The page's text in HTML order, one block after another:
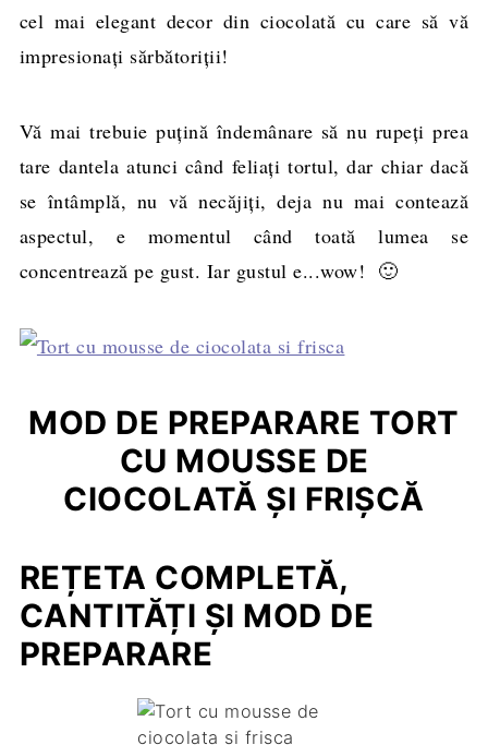
cel mai elegant decor din ciocolată cu care să vă
impresionaţi sărbătoriţii!
Vă mai trebuie puţină îndemânare să nu rupeţi prea
tare dantela atunci când feliaţi tortul, dar chiar dacă
se întâmplă, nu vă necăjiți, deja nu mai contează
aspectul, e momentul când toată lumea se
concentrează pe gust. Iar gustul e...wow! 🙂
MOD DE PREPARARE TORT
CU MOUSSE DE
CIOCOLATĂ ŞI FRIŞCĂ
REȚETA COMPLETĂ,
CANTITĂȚI ȘI MOD DE
PREPARARE